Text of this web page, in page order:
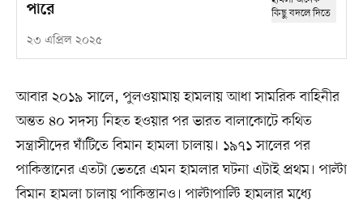
পারে
২৩ এপ্রিল ২০২৫
আবার ২০১৯ সালে, পুলওয়ামায় হামলায় আধা সামরিক বাহিনীর
অন্তত ৪০ সদস্য নিহত হওয়ার পর ভারত বালাকোটে কথিত
সন্ত্রাসীদের ঘাঁটিতে বিমান হামলা চালায়। ১৯৭১ সালের পর
পাকিস্তানের এতটা ভেতরে এমন হামলার ঘটনা এটাই প্রথম। পাল্টা
বিমান হামলা চালায় পাকিস্তানও। পাল্টাপাল্টি হামলার মধ্যে